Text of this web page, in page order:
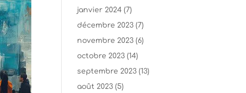
janvier 2024 (7)
décembre 2023 (7)
novembre 2023 (6)
octobre 2023 (14)
septembre 2023 (13)
août 2023 (5)